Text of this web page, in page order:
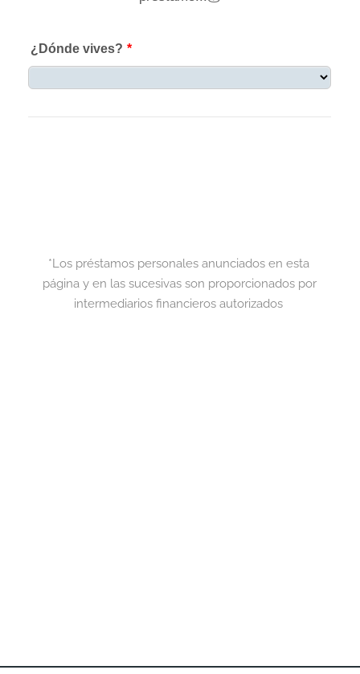
*Los préstamos personales anunciados en esta
página y en las sucesivas son proporcionados por
intermediarios financieros autorizados